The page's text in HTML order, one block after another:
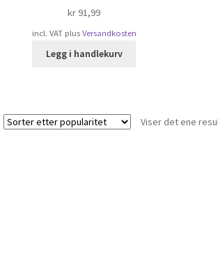
kr 91,99
incl. VAT plus Versandkosten
Legg i handlekurv
Viser det ene